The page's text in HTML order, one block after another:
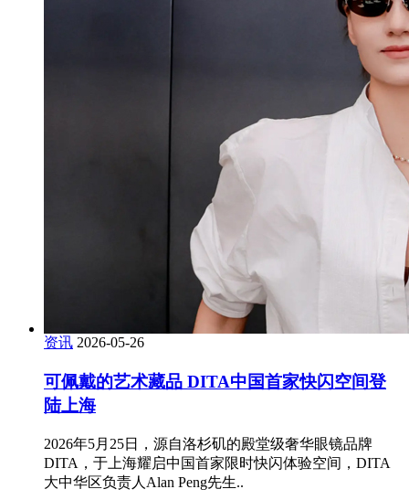
资讯 2026-05-26
可佩戴的艺术藏品 DITA中国首家快闪空间登
陆上海
2026年5月25日，源自洛杉矶的殿堂级奢华眼镜品牌
DITA，于上海耀启中国首家限时快闪体验空间，DITA
大中华区负责人Alan Peng先生..